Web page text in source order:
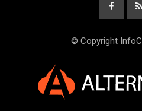
© Copyright